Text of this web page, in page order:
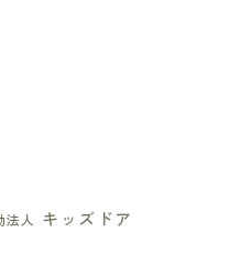
法人 キッズドア